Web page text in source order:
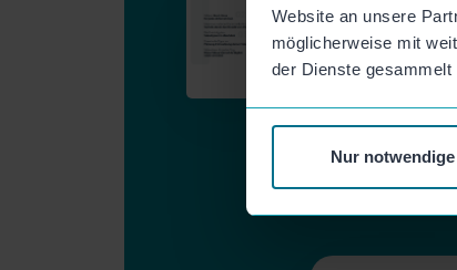
Website an unsere
möglicherweise mit
der Dienste gesammelt
Nur